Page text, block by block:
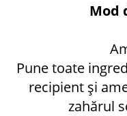
Mod
Pune toate
recipient și
zahărul